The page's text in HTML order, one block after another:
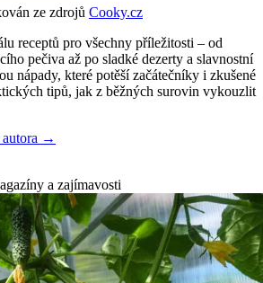
ze zdrojů Cooky.cz
receptů pro všechny příležitosti – od
pečiva až po sladké dezerty a slavnostní
nápady, které potěší začátečníky i zkušené
tipů, jak z běžných surovin vykouzlit
autora →
a zajímavosti